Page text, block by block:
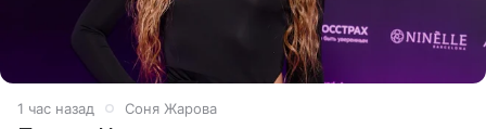
1 час назад Соня Жарова